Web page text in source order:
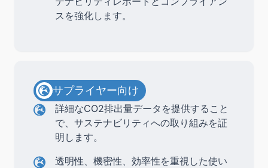
スを強化します。
サプライヤー向け
詳細なCO2排出量データを提供すること
で、サステナビリティへの取り組みを証
明します。
透明性、機密性、効率性を重視した使い